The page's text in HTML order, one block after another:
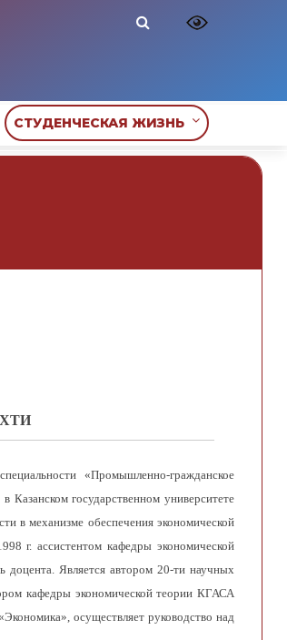
СТУДЕНЧЕСКАЯ ЖИЗНЬ
«Промышленно-гражданское
государственном университете
в механизме обеспечения экономической
г. ассистентом кафедры экономической
Является автором 20-ти научных
кафедры экономической теории КГАСА
осуществляет руководство над